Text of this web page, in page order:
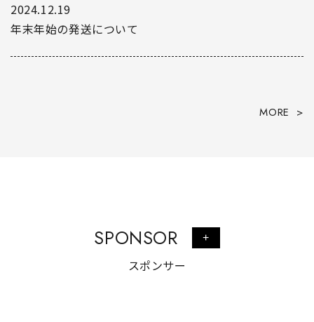
2024.12.19
年末年始の発送について
MORE
SPONSOR +
スポンサー